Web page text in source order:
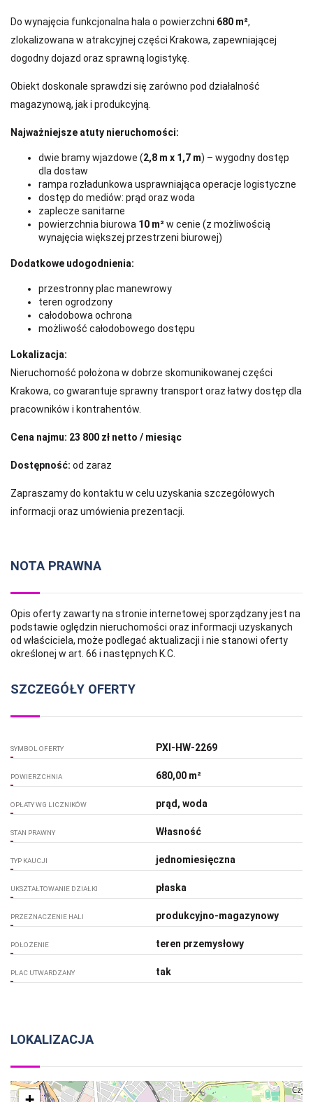
Do wynajęcia funkcjonalna hala o powierzchni 680 m²,
zlokalizowana w atrakcyjnej części Krakowa, zapewniającej
dogodny dojazd oraz sprawną logistykę.
Obiekt doskonale sprawdzi się zarówno pod działalność
magazynową, jak i produkcyjną.
Najważniejsze atuty nieruchomości:
dwie bramy wjazdowe (2,8 m x 1,7 m) – wygodny dostęp
dla dostaw
rampa rozładunkowa usprawniająca operacje logistyczne
dostęp do mediów: prąd oraz woda
zaplecze sanitarne
powierzchnia biurowa 10 m²w cenie (z możliwością
wynajęcia większej przestrzeni biurowej)
Dodatkowe udogodnienia:
przestronny plac manewrowy
teren ogrodzony
całodobowa ochrona
możliwość całodobowego dostępu
Lokalizacja:
Nieruchomość położona w dobrze skomunikowanej części
Krakowa, co gwarantuje sprawny transport oraz łatwy dostęp dla
pracowników i kontrahentów.
Cena najmu: 23 800 zł netto / miesiąc
Dostępność: od zaraz
Zapraszamy do kontaktu w celu uzyskania szczegółowych
informacji oraz umówienia prezentacji.
NOTA PRAWNA
Opis oferty zawarty na stronie internetowej sporządzany jest na
podstawie oględzin nieruchomości oraz informacji uzyskanych
od właściciela, może podlegać aktualizacji i nie stanowi oferty
określonej w art. 66 i następnych K.C.
SZCZEGÓŁY OFERTY
SYMBOL OFERTY PXI-HW-2269
POWIERZCHNIA 680,00 m²
OPŁATY WG LICZNIKÓW prąd, woda
STAN PRAWNY Własność
TYP KAUCJI jednomiesięczna
UKSZTAŁTOWANIE DZIAŁKI płaska
PRZEZNACZENIE HALI produkcyjno-magazynowy
POŁOŻENIE teren przemysłowy
PLAC UTWARDZANY tak
LOKALIZACJA